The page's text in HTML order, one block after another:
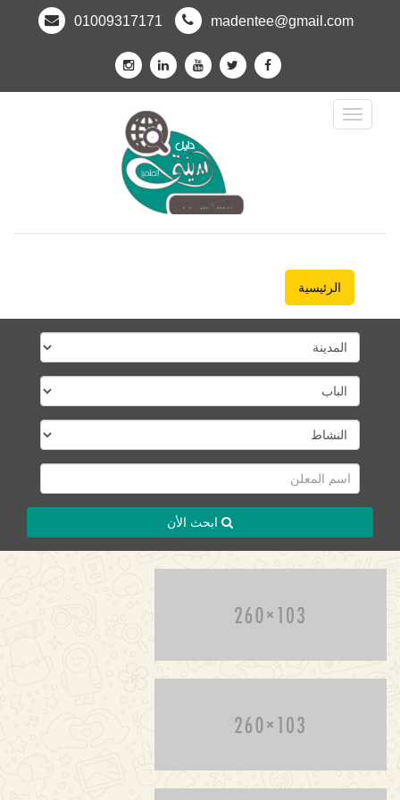
madentee@gmail.com
01009317171
Toggle
Navigation
الرئيسية
ابحث الأن